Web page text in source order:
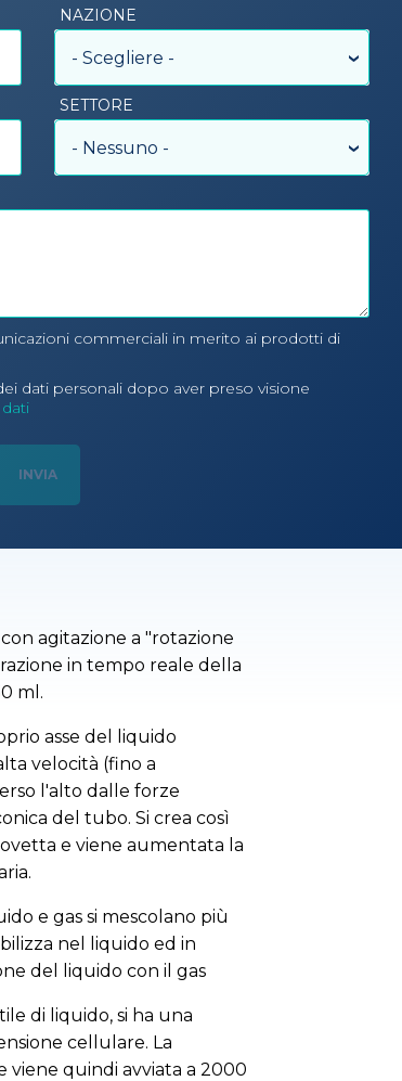
NAZIONE
- Scegliere -
SETTORE
- Nessuno -
commerciali in merito ai prodotti di
dati personali dopo aver preso visione
agitazione a "rotazione
in tempo reale della
ml.
asse del liquido
velocità (fino a
l'alto dalle forze
del tubo. Si crea così
e viene aumentata la
e gas si mescolano più
nel liquido ed in
del liquido con il gas
di liquido, si ha una
cellulare. La
viene quindi avviata a 2000